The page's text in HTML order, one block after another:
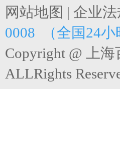
网站地图 | 企业
0008 （全国24小
Copyright @ 上
ALLRights